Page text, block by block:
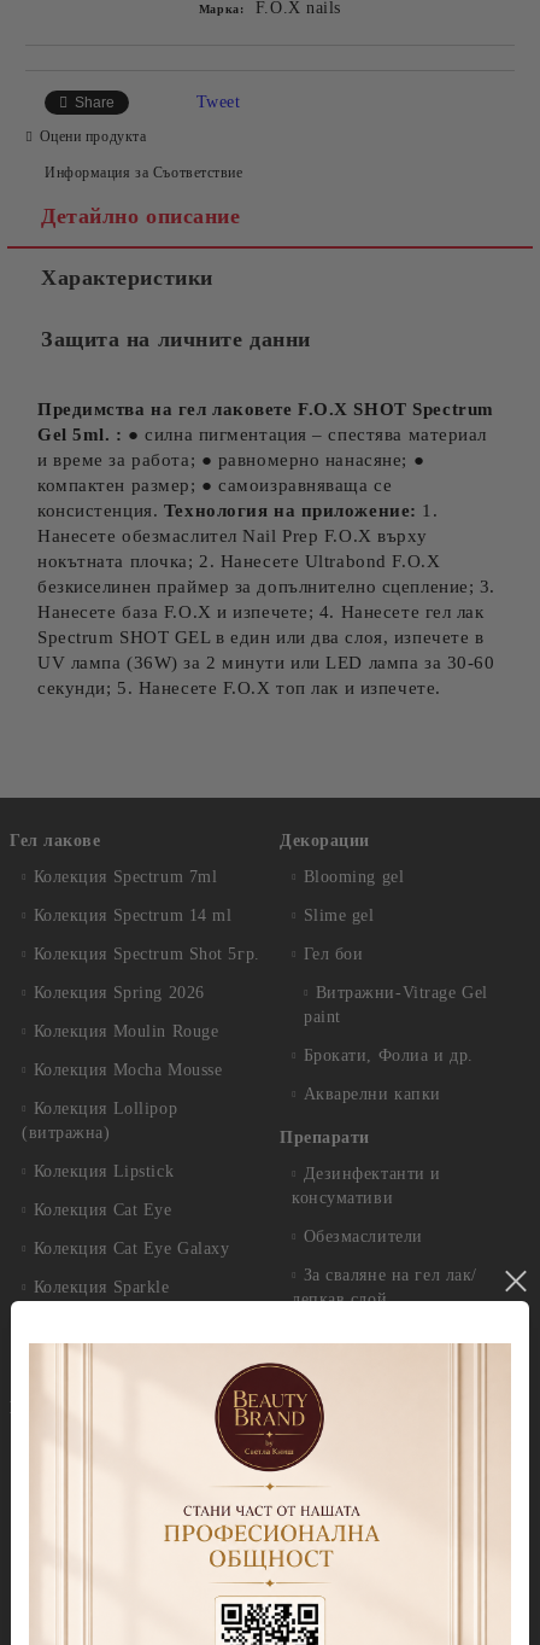
Марка: F.O.X nails
Share Tweet
Оцени продукта
Информация за Съответствие
Детайлно описание
Характеристики
Защита на личните данни
Предимства на гел лаковете F.O.X SHOT Spectrum
Gel 5ml. : ● силна пигментация – спестява материал
и време за работа; ● равномерно нанасяне; ●
компактен размер; ● самоизравняваща се
консистенция. Технология на приложение: 1.
Нанесете обезмаслител Nail Prep F.O.X върху
нокътната плочка; 2. Нанесете Ultrabond F.O.X
безкиселинен праймер за допълнително сцепление; 3.
Нанесете база F.O.X и изпечете; 4. Нанесете гел лак
Spectrum SHOT GEL в един или два слоя, изпечете в
UV лампа (36W) за 2 минути или LED лампа за 30-60
секунди; 5. Нанесете F.O.X топ лак и изпечете.
Гел лакове
Колекция Spectrum 7ml
Колекция Spectrum 14 ml
Колекция Spectrum Shot 5гр.
Колекция Spring 2026
Колекция Moulin Rouge
Колекция Mocha Mousse
Колекция Lollipop
(витражна)
Колекция Lipstick
Колекция Cat Eye
Колекция Cat Eye Galaxy
Колекция Sparkle
Бази
Прозрачни Бази за гел лак
Колекция Cover Base Tonal
Колекция Thermo Cover
Декорации
Blooming gel
Slime gel
Гел бои
Витражни-Vitrage Gel
paint
Брокати, Фолиа и др.
Акварелни капки
Препарати
Дезинфектанти и
консумативи
Обезмаслители
За сваляне на гел лак/
лепкав слой
Други течности
Грижа за нокти и кожа
Продукти за педикюр Callux
Callux Серия Лавандула
Callux Серия Класик
Callux Серия Манго и
мента